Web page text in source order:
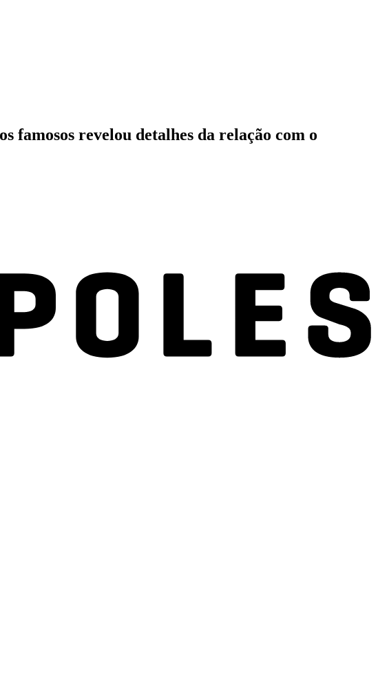
famosos revelou detalhes da relação com o